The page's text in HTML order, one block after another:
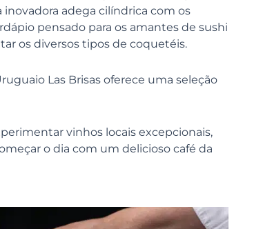
adega cilíndrica com os
pensado para os amantes de sushi
os diversos tipos de coquetéis.
Las Brisas oferece uma seleção
vinhos locais excepcionais,
o dia com um delicioso café da